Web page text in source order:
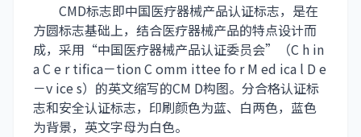
CMD标志即中国医疗器械产品认证标志，是在
方圆标志基础上，结合医疗器械产品的特点设计而
成，采用“中国医疗器械产品认证委员会”（C h in
a C e r tifica－tion C omm ittee fo r M ed ica l D e
－v ice s）的英文缩写的CM D构图。分合格认证标
志和安全认证标志，印刷颜色为蓝、白两色，蓝色
为背景，英文字母为白色。